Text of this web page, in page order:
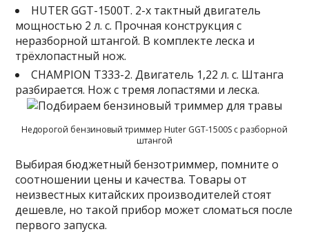
HUTER GGT-1500T. 2-х тактный двигатель
мощностью 2 л. с. Прочная конструкция с
неразборной штангой. В комплекте леска и
трёхлопастный нож.
CHAMPION T333-2. Двигатель 1,22 л. с. Штанга
разбирается. Нож с тремя лопастями и леска.
Недорогой бензиновый триммер Huter GGT-1500S с разборной
штангой
Выбирая бюджетный бензотриммер, помните о
соотношении цены и качества. Товары от
неизвестных китайских производителей стоят
дешевле, но такой прибор может сломаться после
первого запуска.